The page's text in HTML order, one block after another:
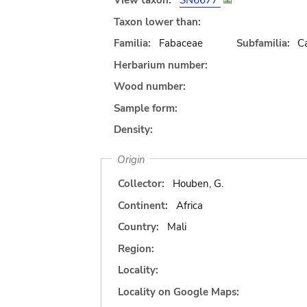
Taxon lower than:
Familia:
Fabaceae Subfamilia:
Herbarium number:
Wood number:
Sample form:
Density:
Origin
Collector:
Houben, G.
Continent:
Africa
Country:
Mali
Region:
Locality:
Locality on Google Maps: